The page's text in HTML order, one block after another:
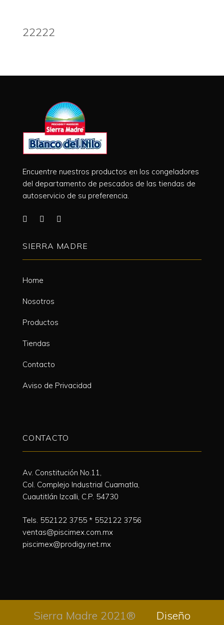
22222
Encuentre nuestros productos en los congeladores
del departamento de pescados de las tiendas de
autoservicio de su preferencia.
SIERRA MADRE
Home
Nosotros
Productos
Tiendas
Contacto
Aviso de Privacidad
CONTACTO
Av. Constitución No.11,
Col. Complejo Industrial Cuamatla,
Cuautitlán Izcalli, C.P. 54730
Tels. 552122 3755 * 552122 3756
ventas@piscimex.com.mx
piscimex@prodigy.net.mx
Sierra Madre 2021® Diseño